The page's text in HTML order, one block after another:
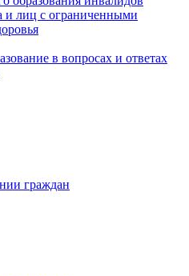
и лиц с ограниченными
в вопросах и ответах
граждан